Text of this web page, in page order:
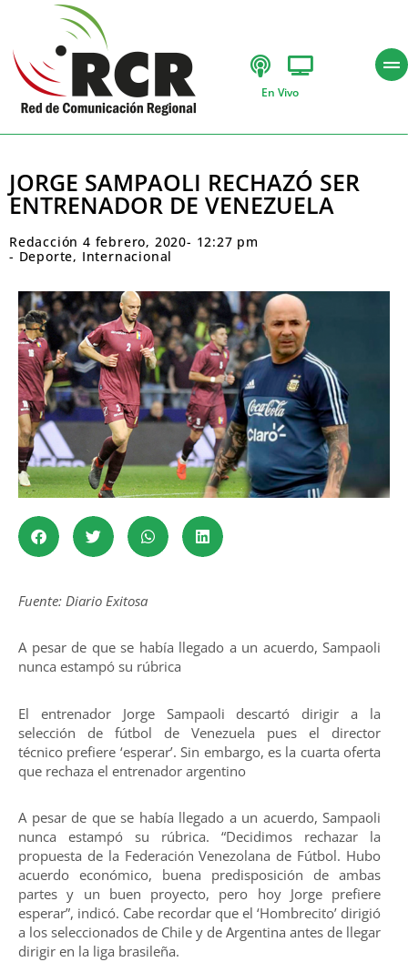
En Vivo
JORGE SAMPAOLI RECHAZÓ SER
ENTRENADOR DE VENEZUELA
Redacción 4 febrero, 2020- 12:27 pm
- Deporte, Internacional
Fuente: Diario Exitosa
A pesar de que se había llegado a un acuerdo, Sampaoli
nunca estampó su rúbrica
El entrenador Jorge Sampaoli descartó dirigir a la
selección de fútbol de Venezuela pues el director
técnico prefiere ‘esperar’. Sin embargo, es la cuarta oferta
que rechaza el entrenador argentino
A pesar de que se había llegado a un acuerdo, Sampaoli
nunca estampó su rúbrica. “Decidimos rechazar la
propuesta de la Federación Venezolana de Fútbol. Hubo
acuerdo económico, buena predisposición de ambas
partes y un buen proyecto, pero hoy Jorge prefiere
esperar”, indicó. Cabe recordar que el ‘Hombrecito’ dirigió
a los seleccionados de Chile y de Argentina antes de llegar
dirigir en la liga brasileña.